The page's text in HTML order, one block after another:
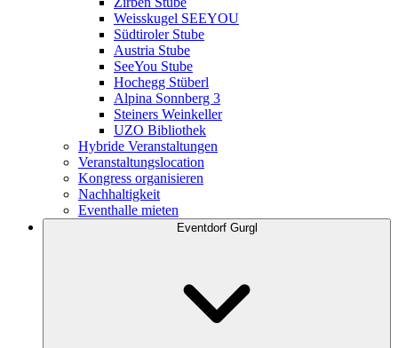
Weisskugel SEEYOU
Südtiroler Stube
Austria Stube
SeeYou Stube
Hochegg Stüberl
Alpina Sonnberg 3
Steiners Weinkeller
UZO Bibliothek
Hybride Veranstaltungen
Veranstaltungslocation
Kongress organisieren
Nachhaltigkeit
Eventhalle mieten
Eventdorf Gurgl